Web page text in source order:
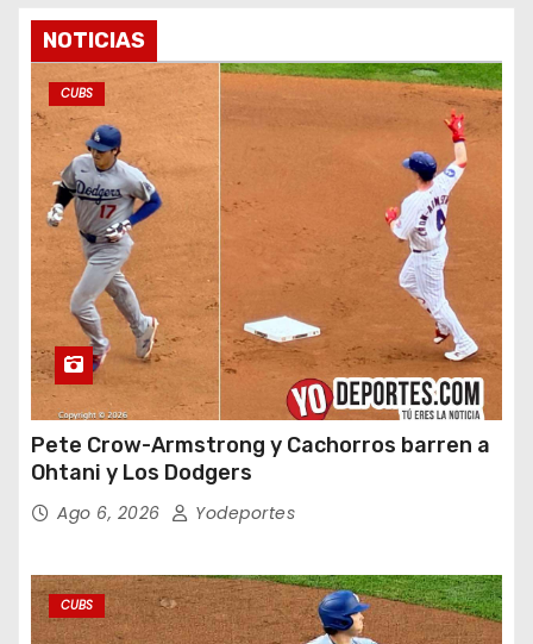
NOTICIAS
CUBS
Pete Crow-Armstrong y Cachorros barren a
Ohtani y Los Dodgers
Ago 6, 2026 Yodeportes
CUBS